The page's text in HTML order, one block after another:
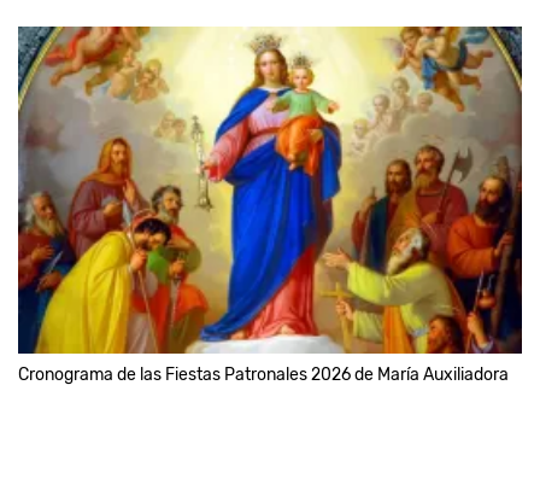
Cronograma de las Fiestas Patronales 2026 de María Auxiliadora